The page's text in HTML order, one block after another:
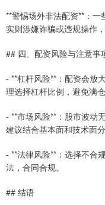
**警惕场外非法配资**：一
实则涉嫌诈骗或违规操作
## 四、配资风险与注意事
- **杠杆风险**：配资会放
理选择杠杆比例，避免满仓
- **市场风险**：股市波动
建议结合基本面和技术面
- **法律风险**：选择不合
法，合同合规。
## 结语